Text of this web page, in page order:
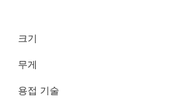
크기
무게
용접 기술